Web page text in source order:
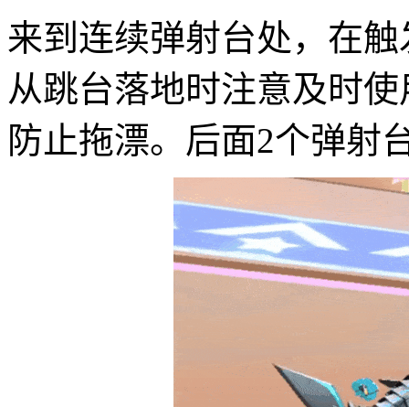
来到连续弹射台处，在
从跳台落地时注意及时
防止拖漂。后面2个弹射